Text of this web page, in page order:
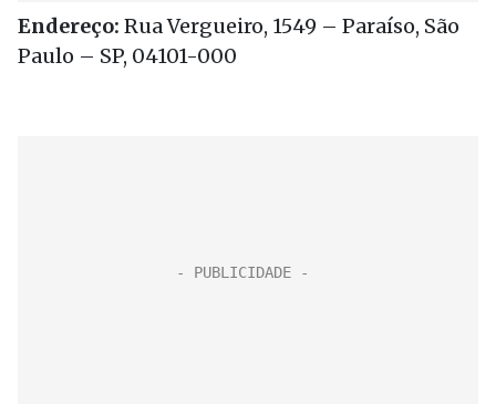
Endereço: Rua Vergueiro, 1549 – Paraíso, São
Paulo – SP, 04101-000